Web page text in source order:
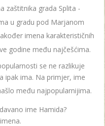
zaštitnika grada Splita -
u gradu pod Marjanom
imena karakterističnih
godine među najčešćima.
se ne razlikuje
ipak ima. Na primjer, ime
među najpopularnijima.
ime Hamida?